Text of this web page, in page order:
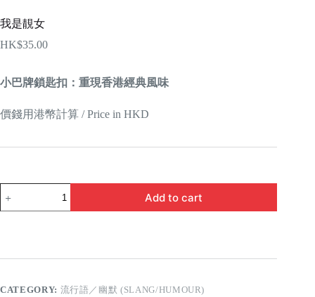
我是靚女
HK$35.00
小巴牌鎖匙扣：重現香港經典風味
價錢用港幣計算 / Price in HKD
是
Add to cart
CATEGORY: 流行語／幽默 (SLANG/HUMOUR)